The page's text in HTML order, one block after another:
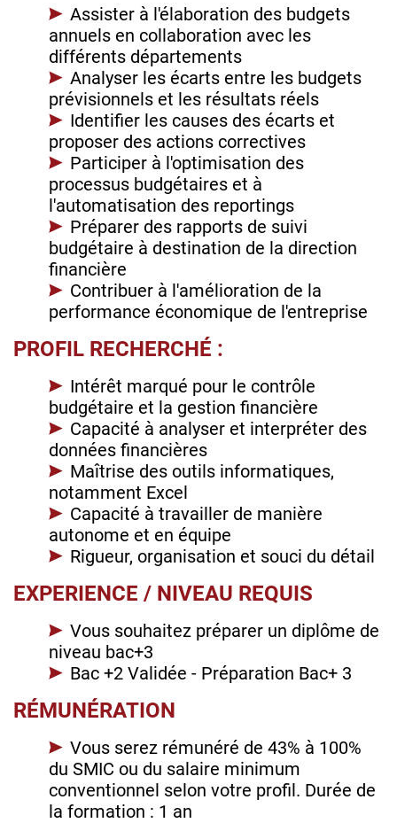
Assister à l'élaboration des budgets
annuels en collaboration avec les
différents départements
Analyser les écarts entre les budgets
prévisionnels et les résultats réels
Identifier les causes des écarts et
proposer des actions correctives
Participer à l'optimisation des
processus budgétaires et à
l'automatisation des reportings
Préparer des rapports de suivi
budgétaire à destination de la direction
financière
Contribuer à l'amélioration de la
performance économique de l'entreprise
PROFIL RECHERCHÉ :
Intérêt marqué pour le contrôle
budgétaire et la gestion financière
Capacité à analyser et interpréter des
données financières
Maîtrise des outils informatiques,
notamment Excel
Capacité à travailler de manière
autonome et en équipe
Rigueur, organisation et souci du détail
EXPERIENCE / NIVEAU REQUIS
Vous souhaitez préparer un diplôme de
niveau bac+3
Bac +2 Validée - Préparation Bac+ 3
RÉMUNÉRATION
Vous serez rémunéré de 43% à 100%
du SMIC ou du salaire minimum
conventionnel selon votre profil. Durée de
la formation : 1 an